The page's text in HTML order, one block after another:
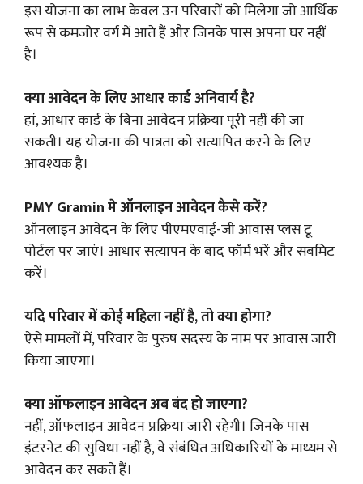
इस योजना का लाभ केवल उन परिवारों को मिलेगा जो आर्थिक
रूप से कमजोर वर्ग में आते हैं और जिनके पास अपना घर नहीं
है।
क्या आवेदन के लिए आधार कार्ड अनिवार्य है?
हां, आधार कार्ड के बिना आवेदन प्रक्रिया पूरी नहीं की जा
सकती। यह योजना की पात्रता को सत्यापित करने के लिए
आवश्यक है।
PMY Graminमेऑनलाइन आवेदन कैसे करें?
ऑनलाइन आवेदन के लिए पीएमएवाई-जी आवास प्लस टू
पोर्टल पर जाएं। आधार सत्यापन के बाद फॉर्म भरें और सबमिट
करें।
यदि परिवार में कोई महिला नहीं है, तो क्या होगा?
ऐसे मामलों में, परिवार के पुरुष सदस्य के नाम पर आवास जारी
किया जाएगा।
क्या ऑफलाइन आवेदन अब बंद हो जाएगा?
नहीं, ऑफलाइन आवेदन प्रक्रिया जारी रहेगी। जिनके पास
इंटरनेट की सुविधा नहीं है, वे संबंधित अधिकारियों के माध्यम से
आवेदन कर सकते हैं।